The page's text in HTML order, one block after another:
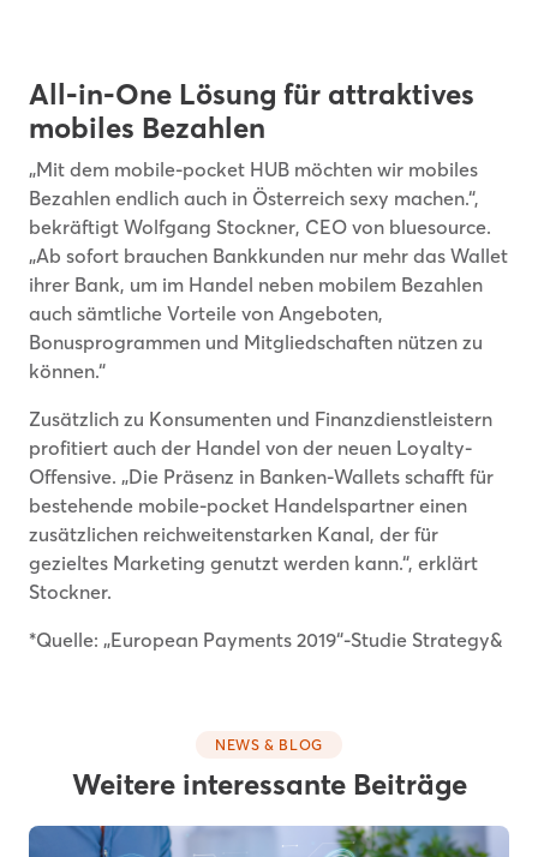
All-in-One Lösung für attraktives
mobiles Bezahlen
„Mit dem mobile-pocket HUB möchten wir mobiles
Bezahlen endlich auch in Österreich sexy machen.“,
bekräftigt Wolfgang Stockner, CEO von bluesource.
„Ab sofort brauchen Bankkunden nur mehr das Wallet
ihrer Bank, um im Handel neben mobilem Bezahlen
auch sämtliche Vorteile von Angeboten,
Bonusprogrammen und Mitgliedschaften nützen zu
können.“
Zusätzlich zu Konsumenten und Finanzdienstleistern
profitiert auch der Handel von der neuen Loyalty-
Offensive. „Die Präsenz in Banken-Wallets schafft für
bestehende mobile-pocket Handelspartner einen
zusätzlichen reichweitenstarken Kanal, der für
gezieltes Marketing genutzt werden kann.“, erklärt
Stockner.
*Quelle: „European Payments 2019“-Studie Strategy&
NEWS & BLOG
Weitere interessante Beiträge